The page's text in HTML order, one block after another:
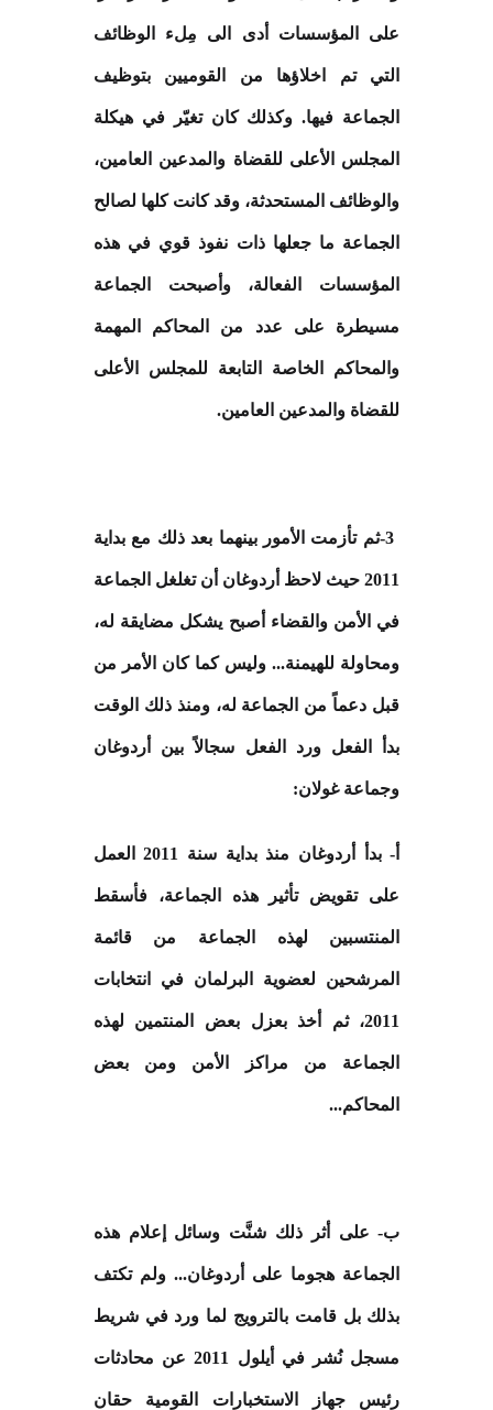
على المؤسسات أدى الى مِلء الوظائف
التي تم اخلاؤها من القوميين بتوظيف
الجماعة فيها. وكذلك كان تغيّر في هيكلة
المجلس الأعلى للقضاة والمدعين العامين،
والوظائف المستحدثة، وقد كانت كلها لصالح
الجماعة ما جعلها ذات نفوذ قوي في هذه
المؤسسات الفعالة، وأصبحت الجماعة
مسيطرة على عدد من المحاكم المهمة
والمحاكم الخاصة التابعة للمجلس الأعلى
للقضاة والمدعين العامين.
-3ثم تأزمت الأمور بينهما بعد ذلك مع بداية
2011 حيث لاحظ أردوغان أن تغلغل الجماعة
في الأمن والقضاء أصبح يشكل مضايقة له،
ومحاولة للهيمنة... وليس كما كان الأمر من
قبل دعماً من الجماعة له، ومنذ ذلك الوقت
بدأ الفعل ورد الفعل سجالاً بين أردوغان
وجماعة غولان:
أ- بدأ أردوغان منذ بداية سنة 2011 العمل
على تقويض تأثير هذه الجماعة، فأسقط
المنتسبين لهذه الجماعة من قائمة
المرشحين لعضوية البرلمان في انتخابات
2011، ثم أخذ بعزل بعض المنتمين لهذه
الجماعة من مراكز الأمن ومن بعض
المحاكم...
ب- على أثر ذلك شنَّت وسائل إعلام هذه
الجماعة هجوما على أردوغان... ولم تكتف
بذلك بل قامت بالترويج لما ورد في شريط
مسجل نُشر في أيلول 2011 عن محادثات
رئيس جهاز الاستخبارات القومية حقان